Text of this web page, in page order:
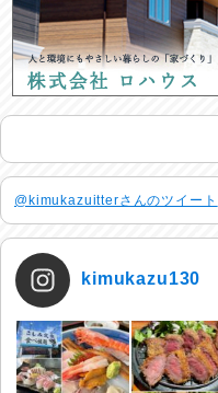
@kimukazuitterさんのツイート
kimukazu130